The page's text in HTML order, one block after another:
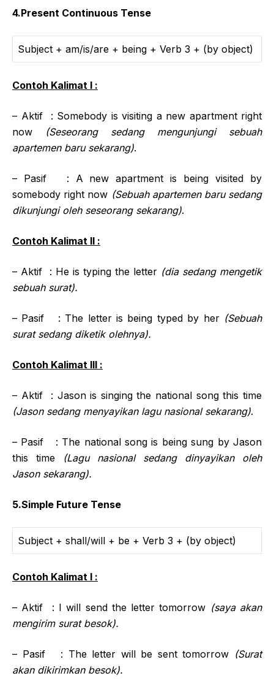
4.Present Continuous Tense
Subject + am/is/are + being + Verb 3 + (by object)
Contoh Kalimat I :
– Aktif : Somebody is visiting a new apartment right
now (Seseorang sedang mengunjungi sebuah
apartemen baru sekarang).
– Pasif : A new apartment is being visited by
somebody right now (Sebuah apartemen baru sedang
dikunjungi oleh seseorang sekarang).
Contoh Kalimat II :
– Aktif : He is typing the letter (dia sedang mengetik
sebuah surat).
– Pasif : The letter is being typed by her (Sebuah
surat sedang diketik olehnya).
Contoh Kalimat III :
– Aktif : Jason is singing the national song this time
(Jason sedang menyayikan lagu nasional sekarang).
– Pasif : The national song is being sung by Jason
this time (Lagu nasional sedang dinyayikan oleh
Jason sekarang).
5.Simple Future Tense
Subject + shall/will + be + Verb 3 + (by object)
Contoh Kalimat I :
– Aktif : I will send the letter tomorrow (saya akan
mengirim surat besok).
– Pasif : The letter will be sent tomorrow (Surat
akan dikirimkan besok).